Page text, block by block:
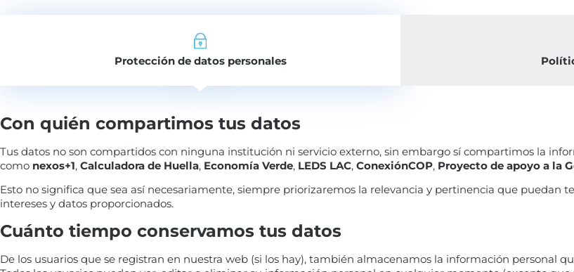
Protección de datos personales
Con quién compartimos tus datos
Tus datos no son compartidos con ninguna institución ni servicio externo, sin embargo sí compartimos la
como nexos+1, Calculadora de Huella, Economía Verde, LEDS LAC, ConexiónCOP, Proyecto de apoyo a la
Esto no significa que sea así necesariamente, siempre priorizaremos la relevancia y pertinencia que puedan
intereses y datos proporcionados.
Cuánto tiempo conservamos tus datos
De los usuarios que se registran en nuestra web (si los hay), también almacenamos la información personal